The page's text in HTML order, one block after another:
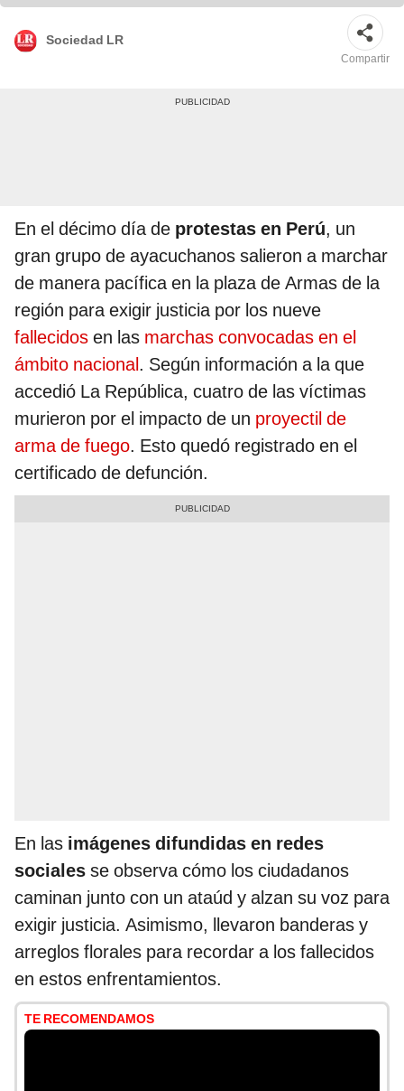
Sociedad LR
Compartir
En el décimo día de protestas en Perú, un
gran grupo de ayacuchanos salieron a marchar
de manera pacífica en la plaza de Armas de la
región para exigir justicia por los nueve
fallecidos en las marchas convocadas en el
ámbito nacional. Según información a la que
accedió La República, cuatro de las víctimas
murieron por el impacto de un proyectil de
arma de fuego. Esto quedó registrado en el
certificado de defunción.
En las imágenes difundidas en redes
sociales se observa cómo los ciudadanos
caminan junto con un ataúd y alzan su voz para
exigir justicia. Asimismo, llevaron banderas y
arreglos florales para recordar a los fallecidos
en estos enfrentamientos.
TE RECOMENDAMOS